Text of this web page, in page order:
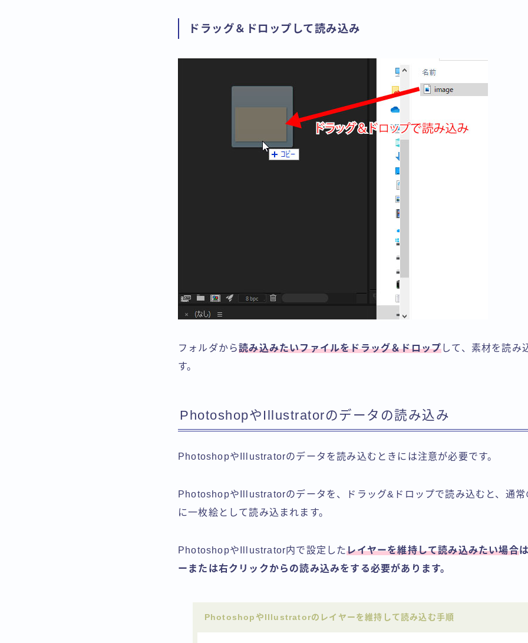
ドラッグ＆ドロップして読み込み
フォルダから読み込みたいファイルをドラッグ＆ドロップして、素材を読み
す。
PhotoshopやIllustratorのデータの読み込み
PhotoshopやIllustratorのデータを読み込むときには注意が必要です。
PhotoshopやIllustratorのデータを、ドラッグ&ドロップで読み込むと、通常
に一枚絵として読み込まれます。
PhotoshopやIllustrator内で設定したレイヤーを維持して読み込みたい場合
ーまたは右クリックからの読み込みをする必要があります。
PhotoshopやIllustratorのレイヤーを維持して読み込む手順